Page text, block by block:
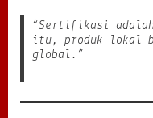
“Sertifikasi adalah
itu, produk lokal
global.”